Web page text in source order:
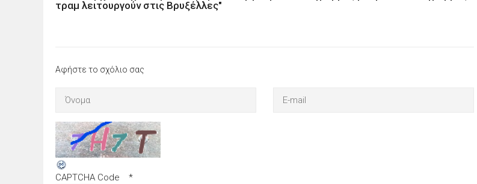
τραμ λειτουργούν στις Βρυξέλλες"
Αφήστε το σχόλιο σας
CAPTCHA Code *